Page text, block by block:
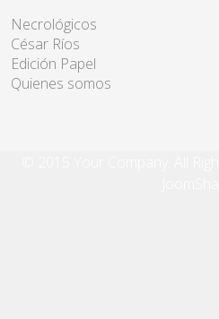
Necrológicos
César Ríos
Edición Papel
Quienes somos